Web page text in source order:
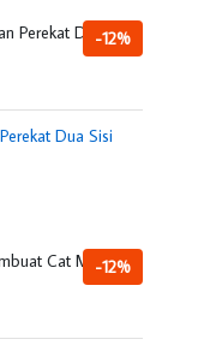
-12%
Dua Sisi
-12%